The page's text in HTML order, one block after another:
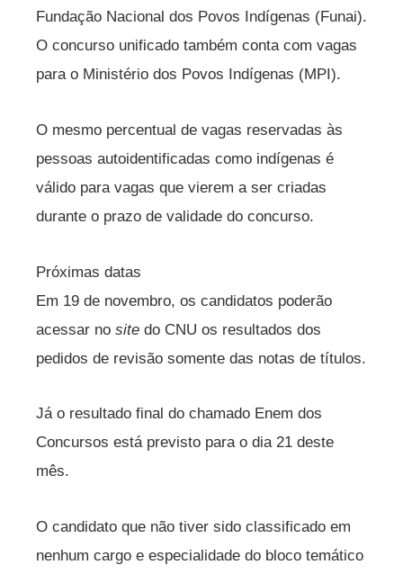
Fundação Nacional dos Povos Indígenas (Funai).
O concurso unificado também conta com vagas
para o Ministério dos Povos Indígenas (MPI).
O mesmo percentual de vagas reservadas às
pessoas autoidentificadas como indígenas é
válido para vagas que vierem a ser criadas
durante o prazo de validade do concurso.
Próximas datas
Em 19 de novembro, os candidatos poderão
acessar no site do CNU os resultados dos
pedidos de revisão somente das notas de títulos.
Já o resultado final do chamado Enem dos
Concursos está previsto para o dia 21 deste
mês.
O candidato que não tiver sido classificado em
nenhum cargo e especialidade do bloco temático